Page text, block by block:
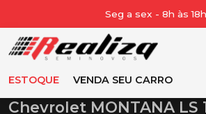
Seg a sex - 8h às 18h
ESTOQUE VENDA SEU CARRO
Chevrolet MONTANA LS